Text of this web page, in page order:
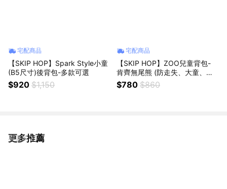
宅配商品
【SKIP HOP】Spark Style小童
(B5尺寸)後背包-多款可選
$920 $1,150
宅配商品
【SKIP HOP】ZOO兒童背包-
肯齊無尾熊 (防走失、大童、幼
稚園各尺寸書包)
$780 $860
更多推薦
看更多